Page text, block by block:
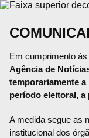
Em cumprimento
Agência de
temporariamente
período eleitoral, a
A medida segue as
institucional dos